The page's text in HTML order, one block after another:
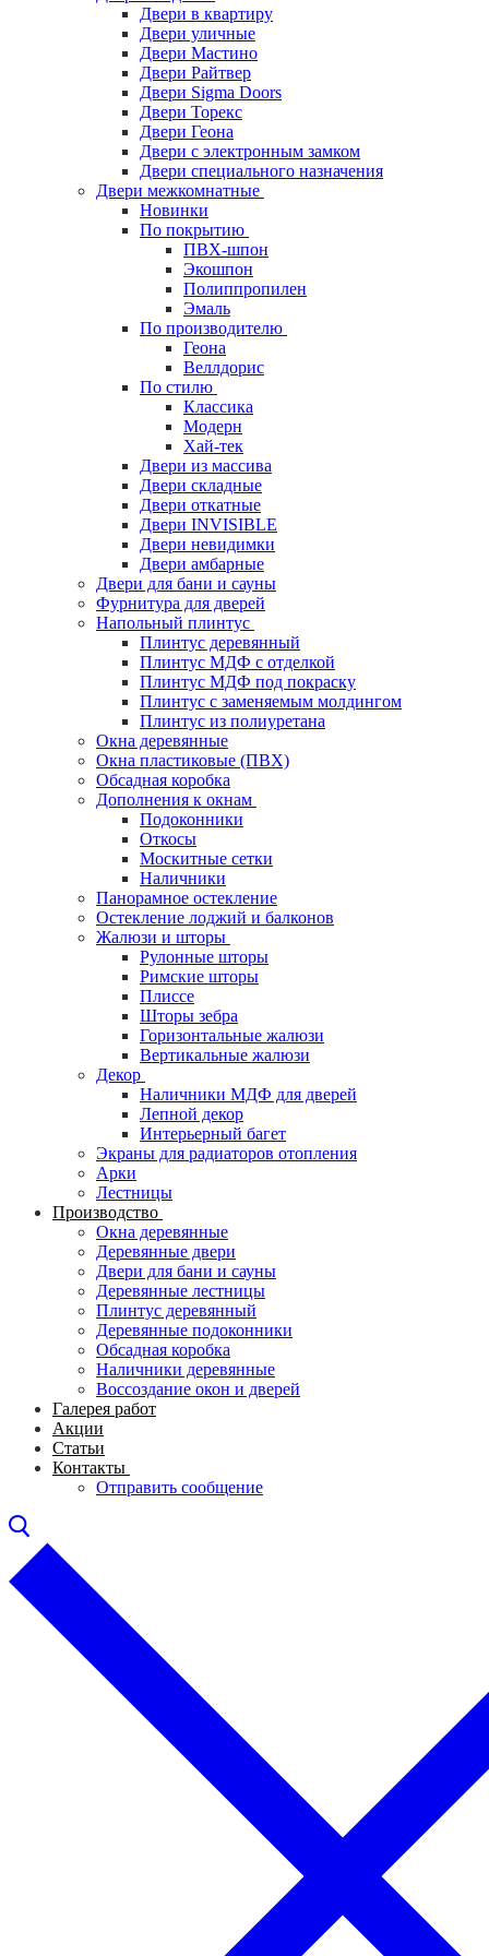
Двери в квартиру
Двери уличные
Двери Мастино
Двери Райтвер
Двери Sigma Doors
Двери Торекс
Двери Геона
Двери с электронным замком
Двери специального назначения
Двери межкомнатные
Новинки
По покрытию
ПВХ-шпон
Экошпон
Полиппропилен
Эмаль
По производителю
Геона
Веллдорис
По стилю
Классика
Модерн
Хай-тек
Двери из массива
Двери складные
Двери откатные
Двери INVISIBLE
Двери невидимки
Двери амбарные
Двери для бани и сауны
Фурнитура для дверей
Напольный плинтус
Плинтус деревянный
Плинтус МДФ с отделкой
Плинтус МДФ под покраску
Плинтус с заменяемым молдингом
Плинтус из полиуретана
Окна деревянные
Окна пластиковые (ПВХ)
Обсадная коробка
Дополнения к окнам
Подоконники
Откосы
Москитные сетки
Наличники
Панорамное остекление
Остекление лоджий и балконов
Жалюзи и шторы
Рулонные шторы
Римские шторы
Плиссе
Шторы зебра
Горизонтальные жалюзи
Вертикальные жалюзи
Декор
Наличники МДФ для дверей
Лепной декор
Интерьерный багет
Экраны для радиаторов отопления
Арки
Лестницы
Производство
Окна деревянные
Деревянные двери
Двери для бани и сауны
Деревянные лестницы
Плинтус деревянный
Деревянные подоконники
Обсадная коробка
Наличники деревянные
Воссоздание окон и дверей
Галерея работ
Акции
Статьи
Контакты
Отправить сообщение